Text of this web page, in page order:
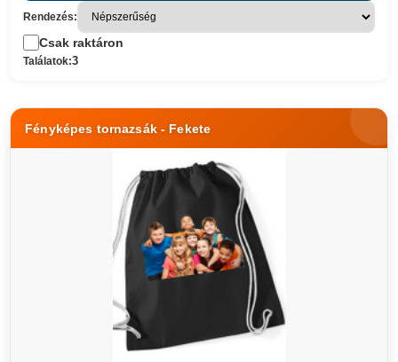
Rendezés:
Csak raktáron
Találatok:3
Fényképes tornazsák - Fekete